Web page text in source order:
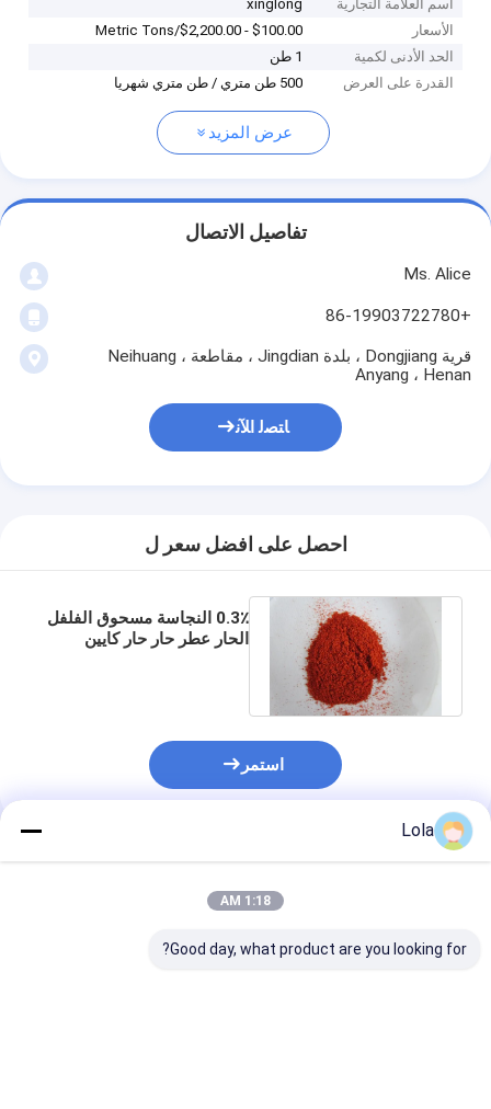
اسم العلامة التجارية
xinglong
الأسعار
$100.00 - $2,200.00/Metric Tons
الحد الأدنى لكمية
1 طن
القدرة على العرض
500 طن متري / طن متري شهريا
عرض المزيد
تفاصيل الاتصال
Ms. Alice
+86-19903722780
قرية Dongjiang ، بلدة Jingdian ، مقاطعة Neihuang ،
Anyang ، Henan
ﺎﺘﺼﻟ ﺍﻶﻧ
احصل على افضل سعر ل
0.3٪ النجاسة مسحوق الفلفل
الحار عطر حار حار كايين
استمر
المنتجات الموصى بها
Lola
1:18 AM
Good day, what product are you looking for?